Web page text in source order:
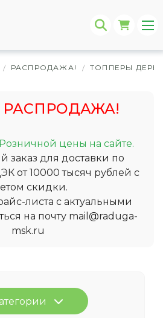
/ РАСПРОДАЖА! / ТОППЕРЫ
РАСПРОДАЖА!
цены на сайте.
для доставки по
от 10000 тысяч рублей с
скидки.
листа с актуальными
на почту mail@raduga-
msk.ru